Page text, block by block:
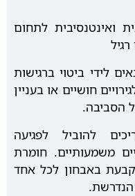
ואינטנסיבית לתחום
לידי ביטוי ברגישות
חושיים או בעניין
הסביבה.
להוביל לפגיעה
משמעותיים. חומרת
באבחון לכל אחד